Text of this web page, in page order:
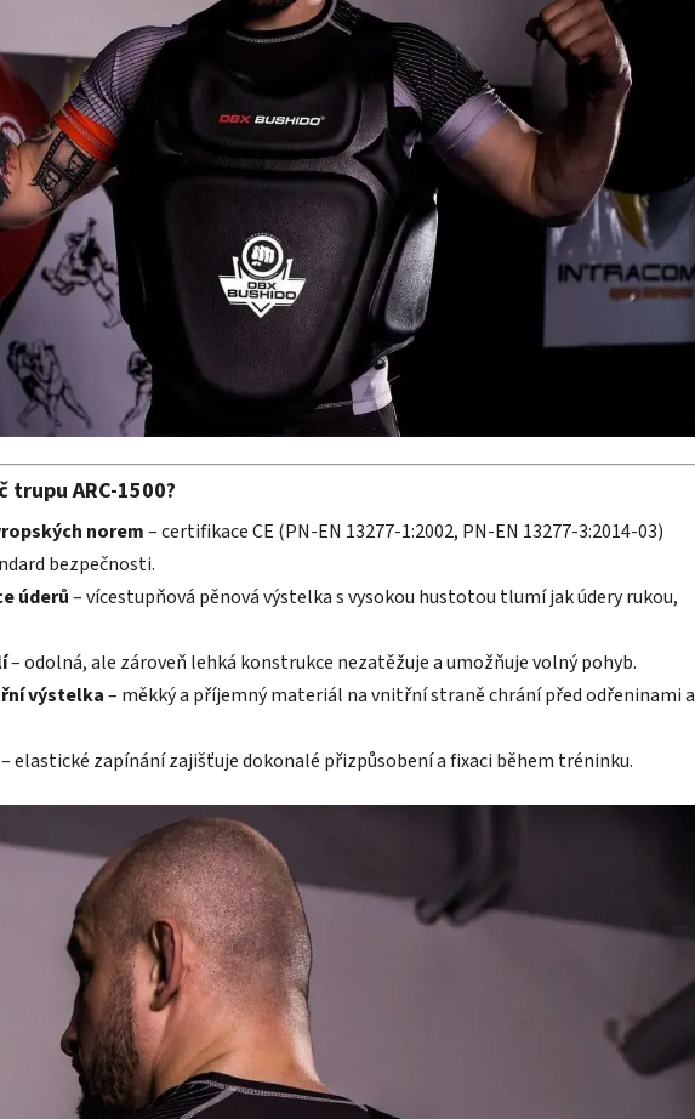
ARC-1500?
norem– certifikace CE (PN-EN 13277-1:2002, PN-EN 13277-3:2014-03)
bezpečnosti.
úderů– vícestupňová pěnová výstelka s vysokou hustotou tlumí jak údery rukou,
– odolná, ale zároveň lehká konstrukce nezatěžuje a umožňuje volný pohyb.
výstelka– měkký a příjemný materiál na vnitřní straně chrání před odřeninami a
elastické zapínání zajišťuje dokonalé přizpůsobení a fixaci během tréninku.